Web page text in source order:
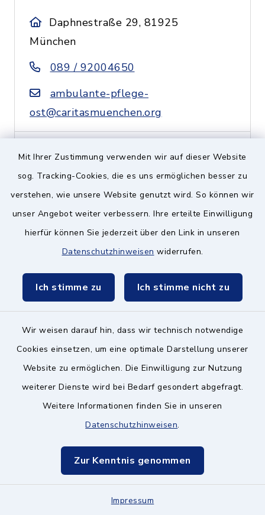
Mit Ihrer Zustimmung verwenden wir auf dieser Website
sog. Tracking-Cookies, die es uns ermöglichen besser zu
verstehen, wie unsere Website genutzt wird. So können wir
unser Angebot weiter verbessern. Ihre erteilte Einwilligung
hierfür können Sie jederzeit über den Link in unseren
Datenschutzhinweisen widerrufen.
Ich stimme zu Ich stimme nicht zu
Wir weisen darauf hin, dass wir technisch notwendige
Cookies einsetzen, um eine optimale Darstellung unserer
Website zu ermöglichen. Die Einwilligung zur Nutzung
weiterer Dienste wird bei Bedarf gesondert abgefragt.
Weitere Informationen finden Sie in unseren
Datenschutzhinweisen.
Zur Kenntnis genommen
Impressum
Daphnestraße 29, 81925
München
089 / 92004650
ambulante-pflege-
ost@caritasmuenchen.org
Caritas Zentrum
Ramersdorf-Perlach-
Ottobrunn
089 608520–10
fwz-
ottobrunn@caritasmuenchen.de
Caritas-Zentrum
München Ost / Land
Migrationsberatung
Lüdersstraße 10, 81737